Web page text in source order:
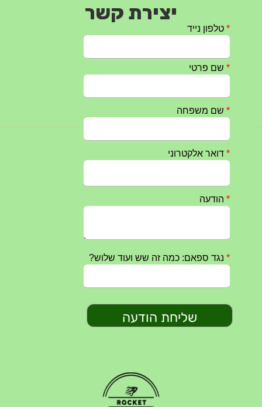
טקס ההתיחדות עם החללים לשנת 2025 – 10 יוני 2025
מופע הגבעטרון ב 10.10.2024 נדחה בשל המצב הבטחוני
חרבות ברזל – הודעה 1 – 14.10.2023
יצירת קשר